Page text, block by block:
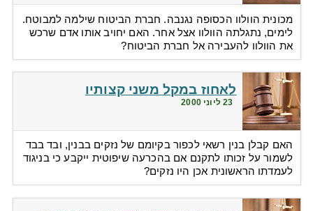
מכונית הוולוו הכסופה נגנבה. חברת הביטוח שילמה למבוטח.
לימים, נתגלתה הוולוו אצל אחר. האם יחויב אותו אדם שרכש
את הוולוו להעבירה אל חברת הביטוח?
לאחוז במקל משני קצותיו
23 ליוני 2000
האם קבלן בנין רשאי לכפור בקיומם של נזקים בבנין, ובד בבד
לשמור על זכותו לתקנם אם בהכרעה שיפוטית ייקבע כי בניגוד
לעמדתו הראשונית אכן היו נזקים?